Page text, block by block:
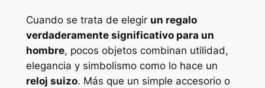
Cuando se trata de elegir un regalo
verdaderamente significativo para un
hombre, pocos objetos combinan utilidad,
elegancia y simbolismo como lo hace un
reloj suizo. Más que un simple accesorio o